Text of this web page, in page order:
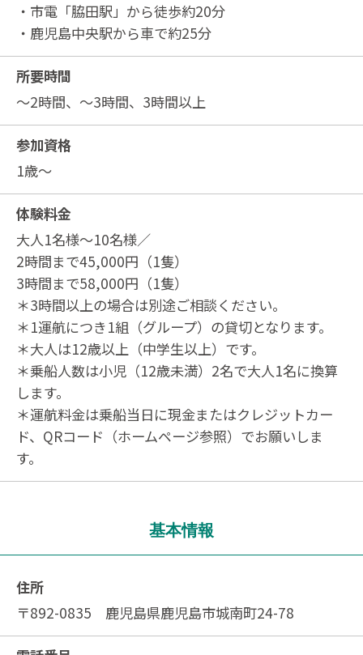
・市電「脇田駅」から徒歩約20分
・鹿児島中央駅から車で約25分
所要時間
～2時間、～3時間、3時間以上
参加資格
1歳～
体験料金
大人1名様～10名様／
2時間まで45,000円（1隻）
3時間まで58,000円（1隻）
＊3時間以上の場合は別途ご相談ください。
＊1運航につき1組（グループ）の貸切となります。
＊大人は12歳以上（中学生以上）です。
＊乗船人数は小児（12歳未満）2名で大人1名に換算
します。
＊運航料金は乗船当日に現金またはクレジットカー
ド、QRコード（ホームページ参照）でお願いしま
す。
基本情報
住所
〒892-0835 鹿児島県鹿児島市城南町24-78